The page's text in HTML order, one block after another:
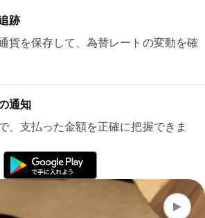
跡
貨を保存して、為替レートの変動を確
通知
、支払った金額を正確に把握できま